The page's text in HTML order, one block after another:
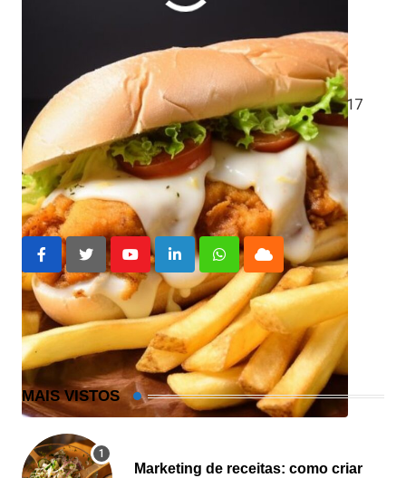
Média da classificação5/ 5. Número de votos:17
file de frango frango
YoutubeLinkedInWhatsappCloud
MAIS VISTOS
Marketing de receitas: como criar